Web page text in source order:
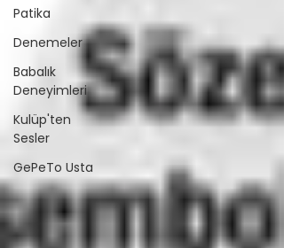
Patika
Denemeler
Babalık
Deneyimleri
Kulüp'ten
Sesler
GePeTo Usta